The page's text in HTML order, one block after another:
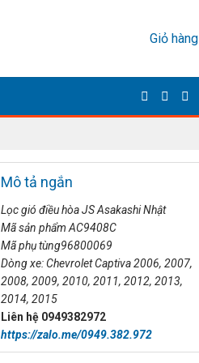
Giỏ hàng
Mô tả ngắn
Lọc gió điều hòa JS Asakashi Nhật
Mã sản phẩm AC9408C
Mã phụ tùng96800069
Dòng xe: Chevrolet Captiva 2006, 2007,
2008, 2009, 2010, 2011, 2012, 2013,
2014, 2015
Liên hệ 0949382972
https://zalo.me/0949.382.972